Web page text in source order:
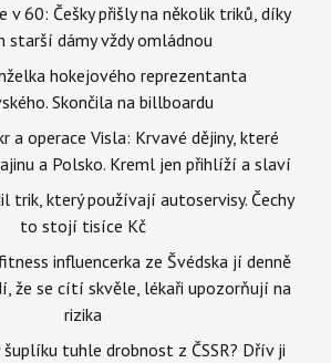
v 60: Češky přišly na několik triků, díky
starší dámy vždy omládnou
hokejového reprezentanta
Skončila na billboardu
a operace Visla: Krvavé dějiny, které
a Polsko. Kreml jen přihlíží a slaví
trik, který používají autoservisy. Čechy
to stojí tisíce Kč
influencerka ze Švédska jí denně
že se cítí skvěle, lékaři upozorňují na
rizika
tuhle drobnost z ČSSR? Dřív ji